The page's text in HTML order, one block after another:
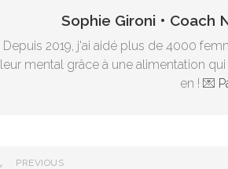
Sophie Gironi •
Depuis 2019, j'ai aidé plus de 4000
leur mental grâce à une alimentation
en ! 💌
PREVIOUS